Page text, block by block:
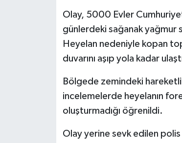
Olay, 5000 Evler
günlerdeki sağanak yağmur
Heyelan nedeniyle kopan
duvarını aşıp yola kadar
Bölgede zemindeki
incelemelerde heyelanın
oluşturmadığı öğrenildi.
Olay yerine sevk edilen
Jandarma
KÜLTÜR SANAT
MAGAZİN
Otomobil
POLİTİKA